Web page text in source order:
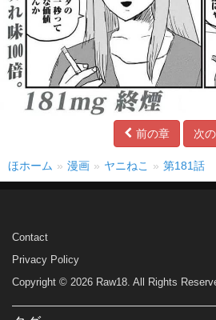
前の章 次
ほホーム 漫画 ヤニねこ 第181話
Contact
Privacy Policy
Copyright © 2026 Raw18. All Rights